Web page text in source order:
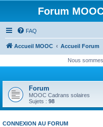
Forum
FAQ
Accueil MOOC Accueil Forum
Nous
Forum
MOOC Cadrans solaires
Sujets : 98
CONNEXION AU FORUM